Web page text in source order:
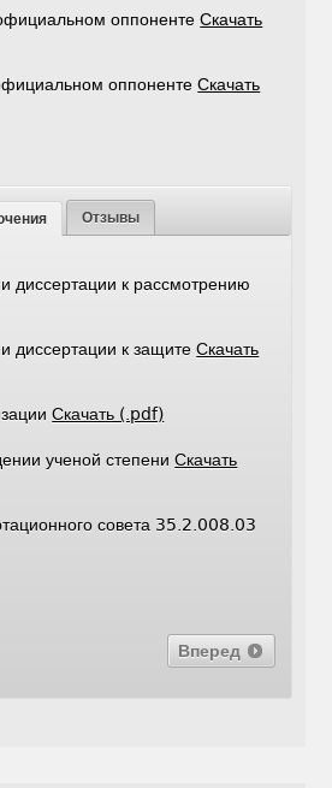
оппонентеСкачать
оппонентеСкачать
Отзывы
диссертации к рассмотрению
диссертации к защитеСкачать
Скачать (.pdf)
ученой степениСкачать
совета 35.2.008.03
Вперед